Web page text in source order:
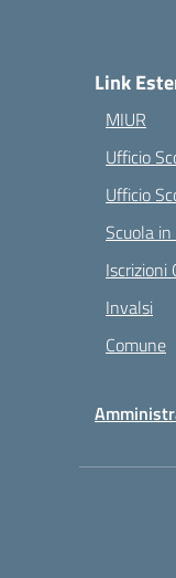
Link
MIUR
Ufficio
Ufficio
Scuola
Iscrizioni
Invalsi
Comune